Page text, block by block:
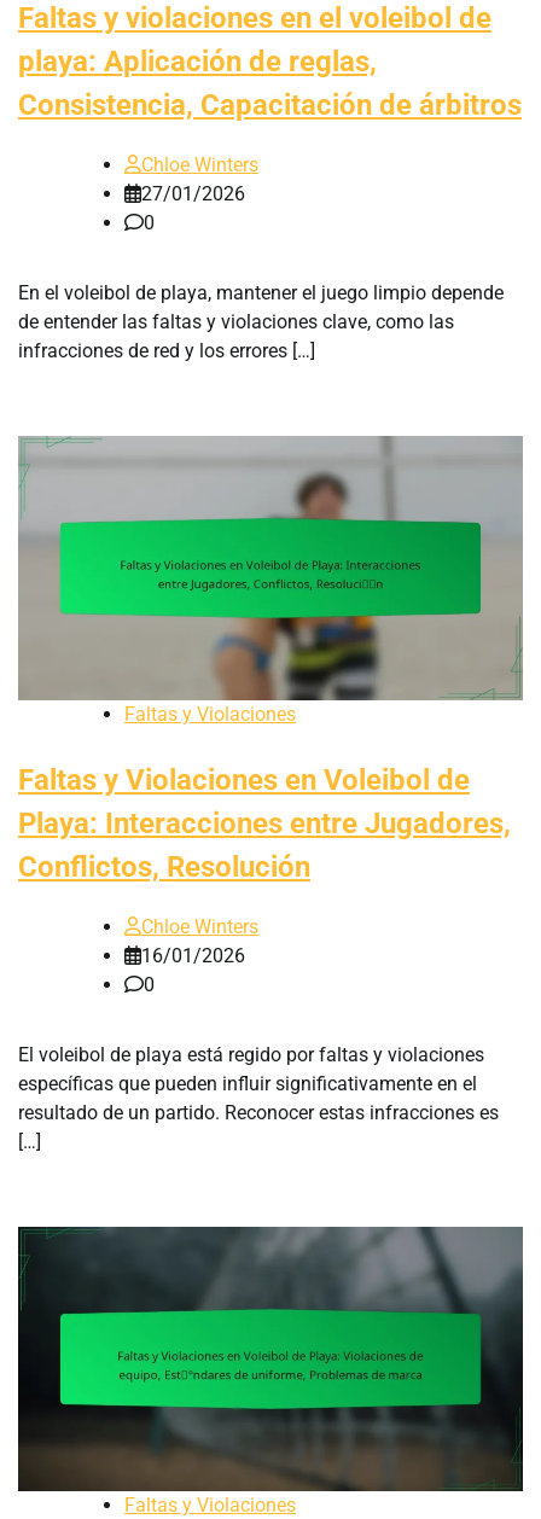
Faltas y violaciones en el voleibol de
playa: Aplicación de reglas,
Consistencia, Capacitación de árbitros
Chloe Winters
27/01/2026
0
En el voleibol de playa, mantener el juego limpio depende
de entender las faltas y violaciones clave, como las
infracciones de red y los errores […]
Faltas y Violaciones
Faltas y Violaciones en Voleibol de
Playa: Interacciones entre Jugadores,
Conflictos, Resolución
Chloe Winters
16/01/2026
0
El voleibol de playa está regido por faltas y violaciones
específicas que pueden influir significativamente en el
resultado de un partido. Reconocer estas infracciones es
[…]
Faltas y Violaciones